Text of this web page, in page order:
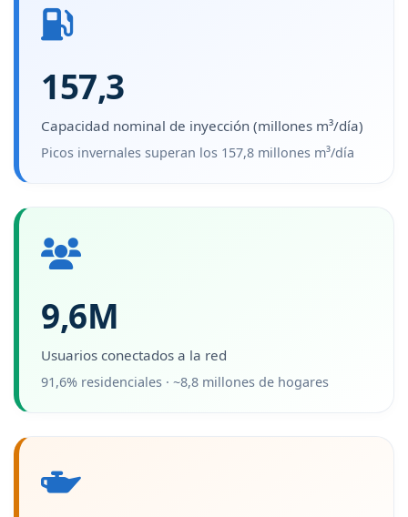
157,3
Capacidad nominal de inyección (millones m³/día)
Picos invernales superan los 157,8 millones m³/día
9,6M
Usuarios conectados a la red
91,6% residenciales · ~8,8 millones de hogares